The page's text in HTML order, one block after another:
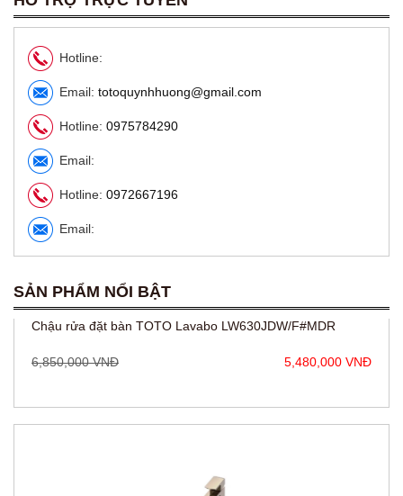
Hotline:
Email: totoquynhhuong@gmail.com
Hotline: 0975784290
Email:
Hotline: 0972667196
Email:
SẢN PHẨM NỔI BẬT
Chậu rửa đặt bàn TOTO Lavabo LW630JDW/F#MDR
6,850,000 VNĐ 5,480,000 VNĐ